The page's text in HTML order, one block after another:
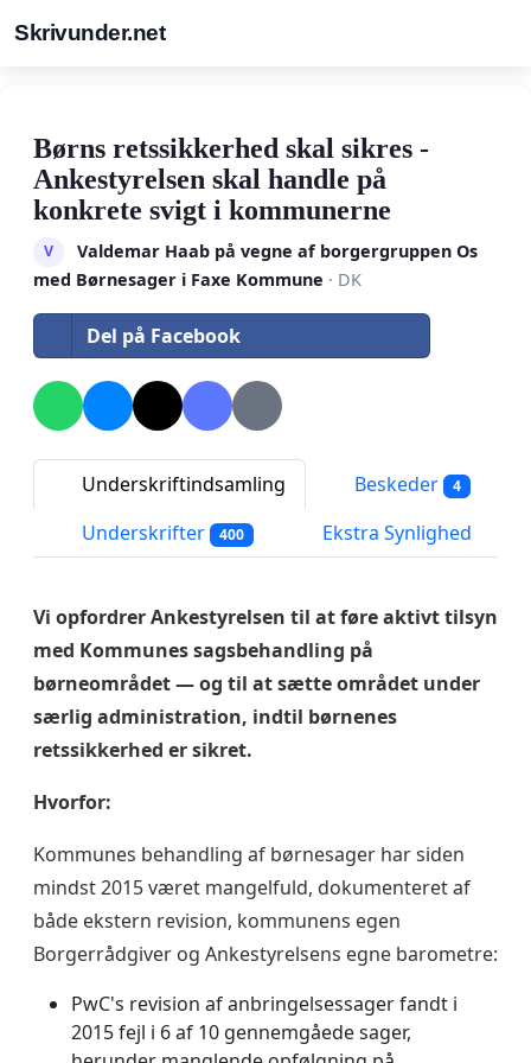
Skrivunder.net
Børns retssikkerhed skal sikres -
Ankestyrelsen skal handle på
konkrete svigt i kommunerne
V
Valdemar Haab på vegne af borgergruppen Os
med Børnesager i Faxe Kommune · DK
Del på Facebook
Underskriftindsamling Beskeder 4
Underskrifter 400 Ekstra Synlighed
Vi opfordrer Ankestyrelsen til at føre aktivt tilsyn
med Kommunes sagsbehandling på
børneområdet — og til at sætte området under
særlig administration, indtil børnenes
retssikkerhed er sikret.
Hvorfor:
Kommunes behandling af børnesager har siden
mindst 2015 været mangelfuld, dokumenteret af
både ekstern revision, kommunens egen
Borgerrådgiver og Ankestyrelsens egne barometre:
PwC's revision af anbringelsessager fandt i
2015 fejl i 6 af 10 gennemgåede sager,